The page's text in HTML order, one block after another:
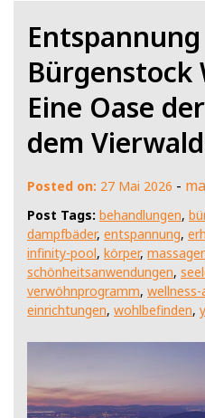
Bürgenstock
Eine Oase
dem
Posted on: 27 Mai 2026 -
Post Tags: behandlungen,
dampfbäder, entspannung,
infinity-pool, körper,
schönheitsanwendungen,
verwöhnprogramm,
einrichtungen, wohlbefinden,